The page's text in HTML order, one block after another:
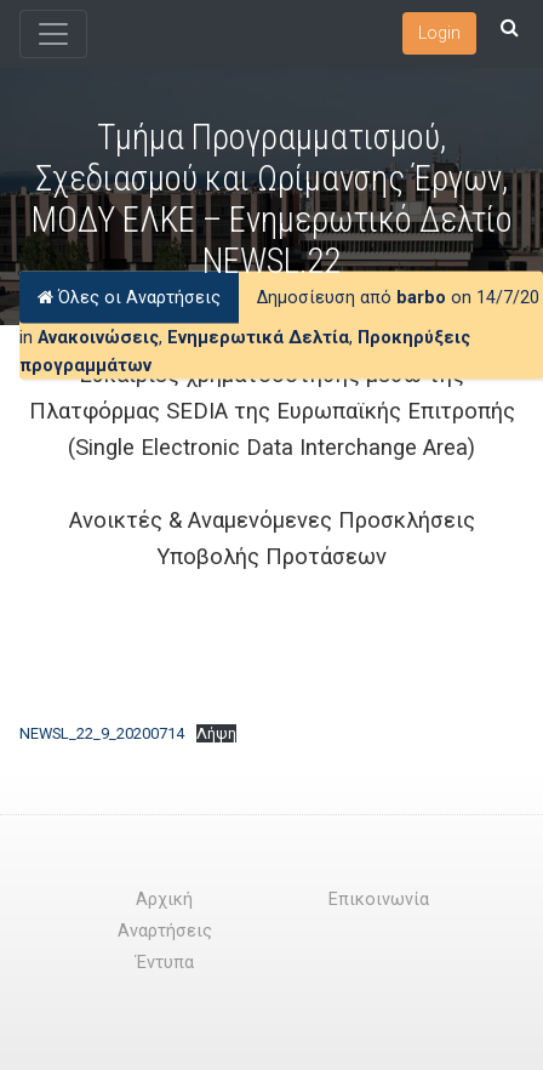
Login
Τμήμα Προγραμματισμού,
Σχεδιασμού και Ωρίμανσης Έργων,
ΜΟΔΥ ΕΛΚΕ – Ενημερωτικό Δελτίο
NEWSL.22
Όλες οι Αναρτήσεις Δημοσίευση από barbo on 14/7/20
in Ανακοινώσεις, Ενημερωτικά Δελτία, Προκηρύξεις
προγραμμάτων
Ευκαιρίες χρηματοδότησης μέσω της
Πλατφόρμας SEDIA της Ευρωπαϊκής Επιτροπής
(Single Electronic Data Interchange Area)
Ανοικτές & Αναμενόμενες Προσκλήσεις
Υποβολής Προτάσεων
NEWSL_22_9_20200714 Λήψη
Αρχική
Αναρτήσεις
Έντυπα
Επικοινωνία